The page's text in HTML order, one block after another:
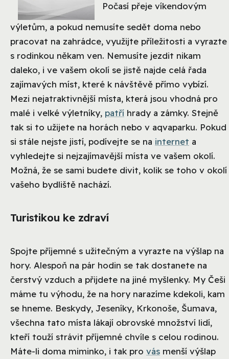
Počasí přeje víkendovým
výletům, a pokud nemusíte sedět doma nebo
pracovat na zahrádce, využijte příležitosti a vyrazte
s rodinkou někam ven. Nemusíte jezdit nikam
daleko, i ve vašem okolí se jistě najde celá řada
zajímavých míst, které k návštěvě přímo vybízí.
Mezi nejatraktivnější místa, která jsou vhodná pro
malé i velké výletníky, patří hrady a zámky. Stejně
tak si to užijete na horách nebo v aqvaparku. Pokud
si stále nejste jistí, podívejte se na internet a
vyhledejte si nejzajímavější místa ve vašem okolí.
Možná, že se sami budete divit, kolik se toho v okolí
vašeho bydliště nachází.
Turistikou ke zdraví
Spojte příjemné s užitečným a vyrazte na výšlap na
hory. Alespoň na pár hodin se tak dostanete na
čerstvý vzduch a přijdete na jiné myšlenky. My Češi
máme tu výhodu, že na hory narazíme kdekoli, kam
se hneme. Beskydy, Jeseníky, Krkonoše, Šumava,
všechna tato místa lákají obrovské množství lidí,
kteří touží strávit příjemné chvíle s celou rodinou.
Máte-li doma miminko, i tak pro vás menší výšlap